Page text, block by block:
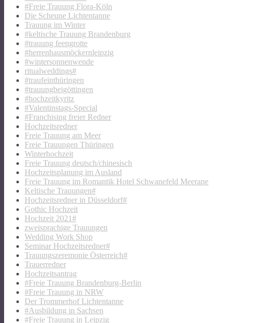
#Freie Trauung Flora-Köln
Die Scheune Lichtentanne
Trauung im Winter
#keltische Trauung Brandenburg
#trauung feengrotte
#herrenhausmöckernleipzig
#wintersonnenwende
ritualweddings#
#traufeinthüringen
#trauungbeigöttingen
#hochzeitkyritz
#Valentinstags-Special
#Franchising freier Redner
Hochzeitsredner
Freie Trauung am Meer
Freie Trauungen Thüringen
Winterhochzeit
Freie Trauung deutsch/chinesisch
Hochzeitsplanung im Ausland
Freie Trauung im Romantik Hotel Schwanefeld Meerane
Keltische Trauungen#
Hochzeitsredner in Düsseldorf#
Gothic Hochzeit
Hochzeit 2021#
zweisprachige Trauungen
Wedding Work Shop
Seminar Hochzeitsredner#
Trauungszeremonie Österreich#
Trauerredner
Hochzeitsantrag
#Freie Trauung Brandenburg-Berlin
#Freie Trauung in NRW
Der Trommerhof Lichtentanne
#Ausbildung in Sachsen
#Freie Trauung in Leipzig